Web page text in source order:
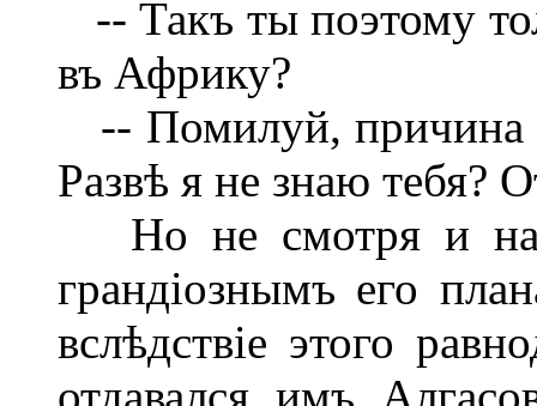
-- Такъ ты поэтому
въ Африку?
-- Помилуй, причина
Развѣ я не знаю тебя?
Но не смотря и на
грандіознымъ его
вслѣдствіе этого